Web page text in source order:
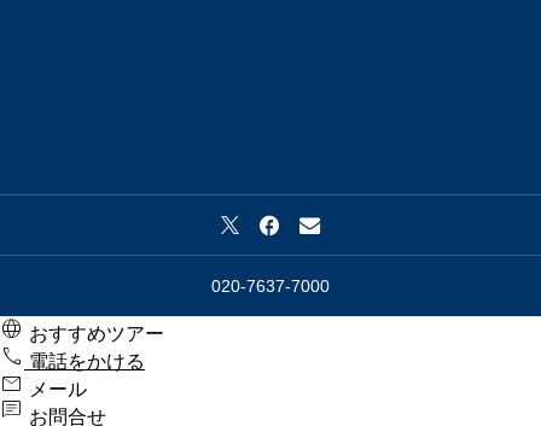
020-7637-7000
 おすすめツアー
 電話をかける
 メール
 お問合せ